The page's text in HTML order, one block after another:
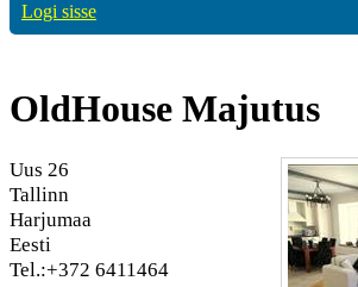
Logi sisse
OldHouse Majutus
Uus 26
Tallinn
Harjumaa
Eesti
Tel.:+372 6411464